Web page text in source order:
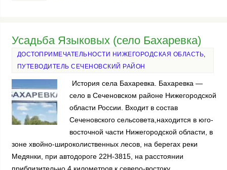
Усадьба Языковых (село Бахаревка)
ДОСТОПРИМЕЧАТЕЛЬНОСТИ НИЖЕГОРОДСКАЯ ОБЛАСТЬ,
ПУТЕВОДИТЕЛЬ СЕЧЕНОВСКИЙ РАЙОН
История села Бахаревка. Бахаревка —
село в Сеченовском районе Нижегородской
области России. Входит в состав
Сеченовского сельсовета,находится в юго-
восточной части Нижегородской области, в
зоне хвойно-широколиственных лесов, на берегах реки
Медянки, при автодороге 22Н-3815, на расстоянии